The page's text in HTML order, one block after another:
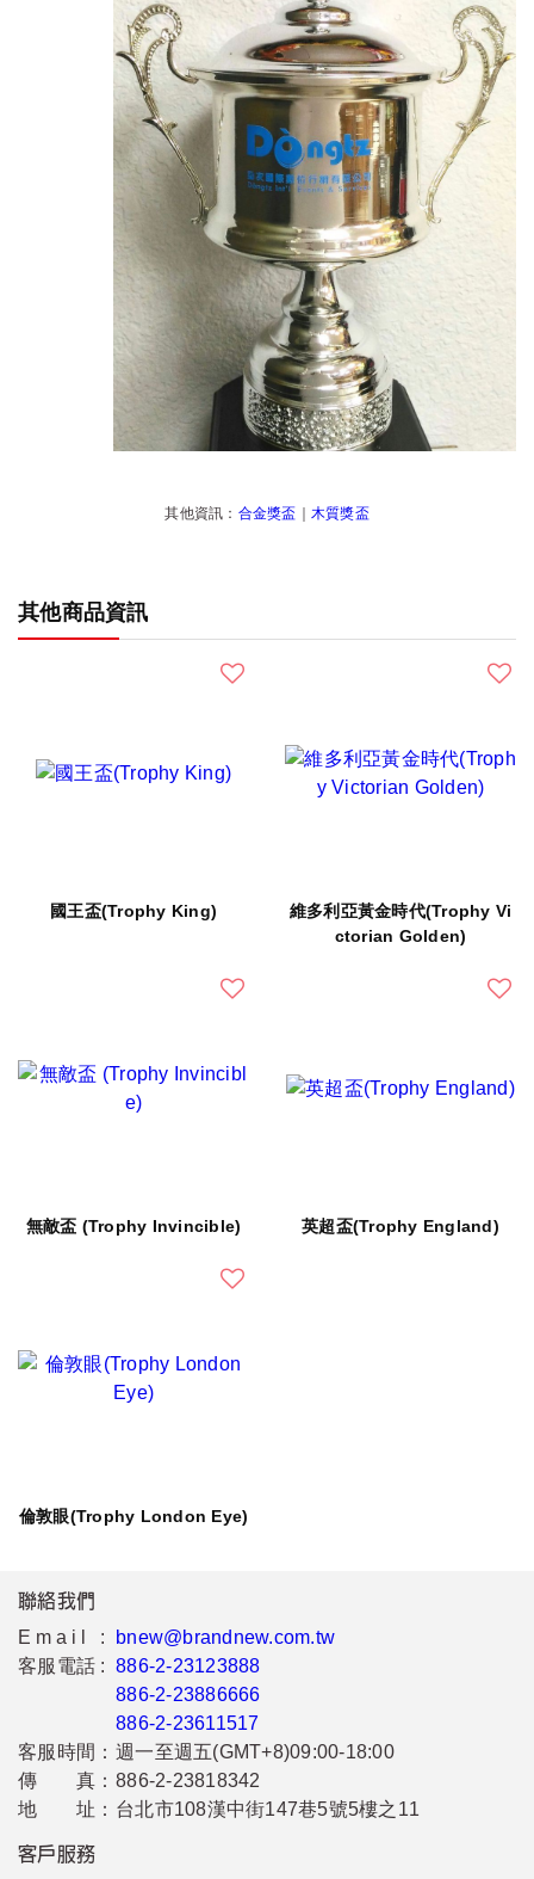
其他資訊： 合金獎盃 木質獎盃
其他商品資訊
國王盃(Trophy King)
維多利亞黃金時代(Trophy Vi
ctorian Golden)
無敵盃 (Trophy Invincible) 英超盃(Trophy England)
倫敦眼(Trophy London Eye)
聯絡我們
Email :
bnew@brandnew.com.tw
客服電話 : 886-2-23123888
886-2-23886666
886-2-23611517
客服時間： 週一至週五(GMT+8)09:00-18:00
傳 真： 886-2-23818342
地 址： 台北市108漢中街147巷5號5樓之11
客戶服務